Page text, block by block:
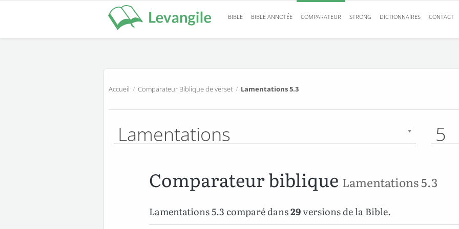
BIBLE BIBLE ANNOTÉE COMPARATEUR STRONG DICTIONNAIRES CONTACT
Accueil / Comparateur Biblique de verset / Lamentations 5.3
Lamentations 5
Comparateur biblique Lamentations 5.3
Lamentations 5.3 comparé dans29versions de la Bible.